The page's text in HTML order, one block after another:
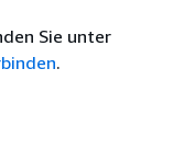
Sie unter
.